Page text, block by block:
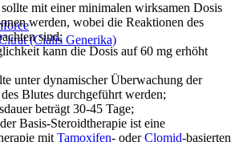
(Cialis Generika)
mit einer minimalen wirksamen Dosis
werden, wobei die Reaktionen des
sind;
kann die Dosis auf 60 mg erhöht
unter dynamischer Überwachung der
Blutes durchgeführt werden;
beträgt 30-45 Tage;
Basis-Steroidtherapie ist eine
mit Tamoxifen- oderClomid-basierten